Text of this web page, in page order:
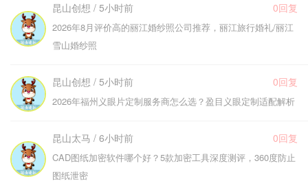
昆山创想 / 5小时前 0回复
2026年8月评价高的丽江婚纱照公司推荐，丽江旅行婚礼/丽江
雪山婚纱照
昆山创想 / 5小时前 0回复
2026年福州义眼片定制服务商怎么选？盈目义眼定制适配解析
昆山太马 / 6小时前 0回复
CAD图纸加密软件哪个好？5款加密工具深度测评，360度防止
图纸泄密